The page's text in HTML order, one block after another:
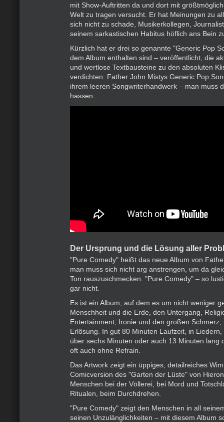
mit Show-Auftritten da und dort mit
Welt zu tragen versucht. Er hat Meinungen zu
sich nicht zu schade, Musikerkollegen,
seinem sarkastischen Habitus höflich ans Bein
Kürzlich hat er drei so genannte "Generic Pop
dem Album enthalten sind – veröffentlicht, die
und wertlose Textbausteine zu den absoluten
verdichten. Father John Mistys Generic Pop
ihrem leeren Songwriterhandwerk – man muss
hassen.
Der Ursprung und die Lösung aller
"Pure Comedy" heißt das neue Album von
man muss sich nicht arg anstrengen, um da
Ton rauszuschmecken. "Pure Comedy" – so
gar nicht.
Es ist ein Album, auf dem es um nicht weniger
Menschheit und die Erde, den Untergang,
Entertainment, Ironie und den großen Schmerz,
Erlösung. In gut 80 Minuten Laufzeit, in
über sechs Minuten oder auch 13 Minuten lang
oft auch ohne Refrain.
Das Artwork zeigt ein üppiges, detailreiches
Comicversion des "Garten der Lüste" von
Menschen bei der Völlerei, bei Mord und
Ritualen, beim Durchdrehen.
"Pure Comedy" zeigt den Menschen in all
seinen Unzulänglichkeiten – mit diesem Album